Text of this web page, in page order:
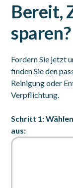
Bereit,
sparen?
Fordern Sie jetzt
finden Sie den
Reinigung oder
Verpflichtung.
Schritt 1:
aus: